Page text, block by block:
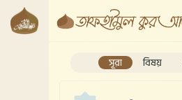
সূরা বিষয়